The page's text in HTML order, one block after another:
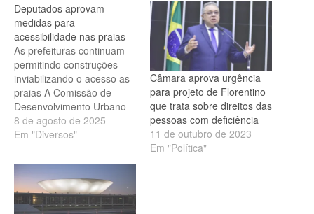
Deputados aprovam
medidas para
acessibilidade nas praias
As prefeituras continuam
permitindo construções
inviabilizando o acesso as
praias A Comissão de
Desenvolvimento Urbano
da Câmara dos Deputados
aprovou projeto de lei que
municípios com praias
marítimas, fluviais
ou lacustres, ao menos
uma delas seja adaptada
8 de agosto de 2025
Em "Diversos"
Câmara aprova urgência
para projeto de Florentino
que trata sobre direitos das
pessoas com deficiência
11 de outubro de 2023
Em "Política"